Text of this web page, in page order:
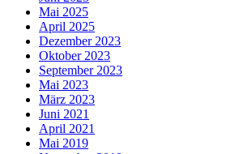
Mai 2025
April 2025
Dezember 2023
Oktober 2023
September 2023
Mai 2023
März 2023
Juni 2021
April 2021
Mai 2019